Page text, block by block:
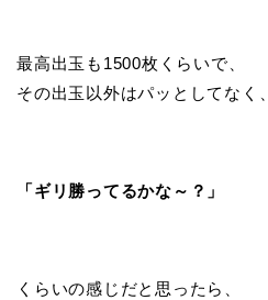
最高出玉も1500枚くらいで、
その出玉以外はパッとしてなく、
「ギリ勝ってるかな～？」
くらいの感じだと思ったら、